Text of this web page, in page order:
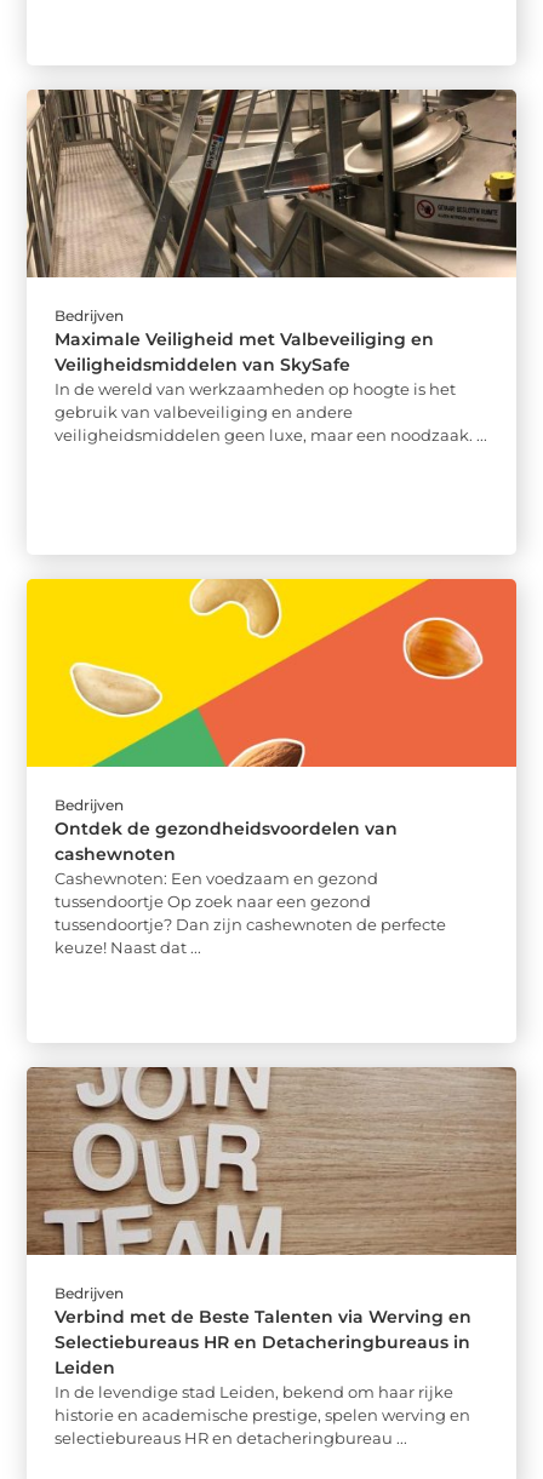
Bedrijven
Maximale Veiligheid met Valbeveiliging en
Veiligheidsmiddelen van SkySafe
In de wereld van werkzaamheden op hoogte is het
gebruik van valbeveiliging en andere
veiligheidsmiddelen geen luxe, maar een noodzaak. ...
Bedrijven
Ontdek de gezondheidsvoordelen van
cashewnoten
Cashewnoten: Een voedzaam en gezond
tussendoortje Op zoek naar een gezond
tussendoortje? Dan zijn cashewnoten de perfecte
keuze! Naast dat ...
Bedrijven
Verbind met de Beste Talenten via Werving en
Selectiebureaus HR en Detacheringbureaus in
Leiden
In de levendige stad Leiden, bekend om haar rijke
historie en academische prestige, spelen werving en
selectiebureaus HR en detacheringbureau ...